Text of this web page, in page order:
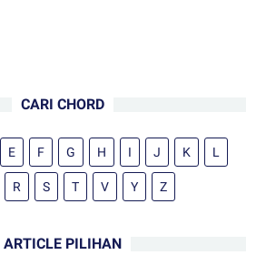
CARI CHORD
E F G H I J K L
R S T V Y Z
ARTICLE PILIHAN